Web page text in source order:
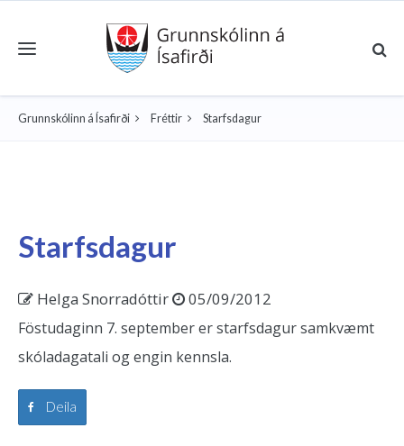
Toggle navigation
Grunnskólinn á Ísafirði Fréttir Starfsdagur
Starfsdagur
Helga Snorradóttir 05/09/2012
Föstudaginn 7. september er starfsdagur samkvæmt
skóladagatali og engin kennsla.
Deila